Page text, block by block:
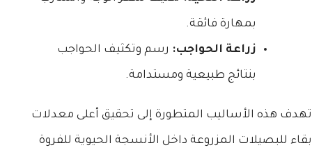
بمهارة فائقة.
زراعة الحواجب: رسم وتكثيف الحواجب
بنتائج طبيعية ومستدامة.
تهدف هذه الأساليب المتطورة إلى تحقيق أعلى معدلات
بقاء للبصيلات المزروعة داخل الأنسجة الحيوية للفروة